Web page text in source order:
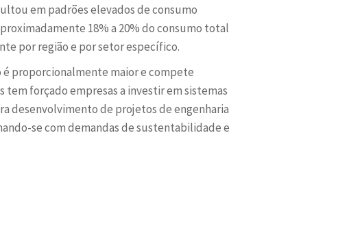
em padrões elevados de consumo
18% a 20% do consumo total
por região e por setor específico.
é proporcionalmente maior e compete
tem forçado empresas a investir em sistemas
desenvolvimento de projetos de engenharia
se com demandas de sustentabilidade e